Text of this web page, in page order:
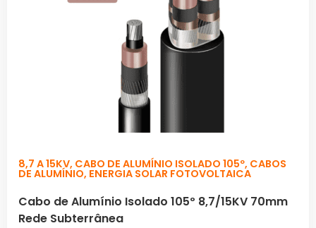
8,7 A 15KV, CABO DE ALUMÍNIO ISOLADO 105º, CABOS
DE ALUMÍNIO, ENERGIA SOLAR FOTOVOLTAICA
Cabo de Alumínio Isolado 105º 8,7/15KV 70mm
Rede Subterrânea